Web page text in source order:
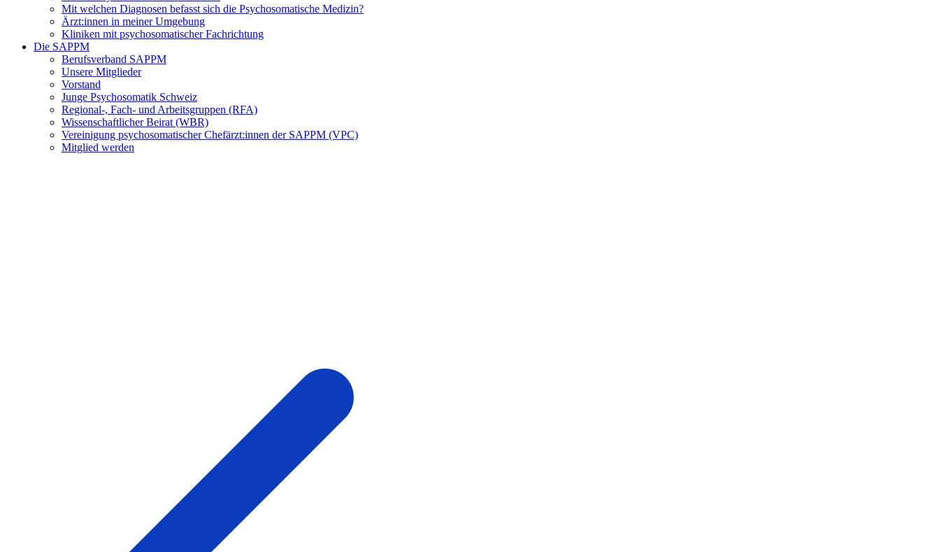
Mit welchen Diagnosen befasst sich die Psychosomatische Medizin?
Ärzt:innen in meiner Umgebung
Kliniken mit psychosomatischer Fachrichtung
Die SAPPM
Berufsverband SAPPM
Unsere Mitglieder
Vorstand
Junge Psychosomatik Schweiz
Regional-, Fach- und Arbeitsgruppen (RFA)
Wissenschaftlicher Beirat (WBR)
Vereinigung psychosomatischer Chefärzt:innen der SAPPM (VPC)
Mitglied werden